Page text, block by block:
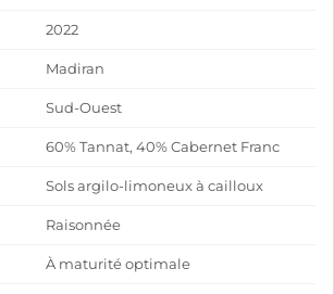
2022
Madiran
Sud-Ouest
60% Tannat, 40% Cabernet Franc
Sols argilo-limoneux à cailloux
Raisonnée
À maturité optimale